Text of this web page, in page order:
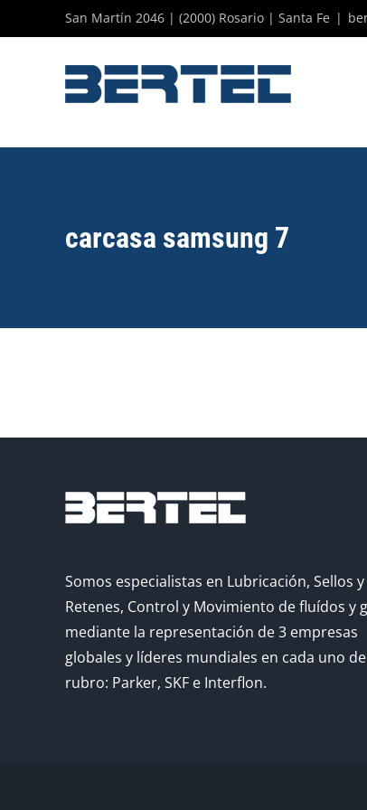
to
San Martín 2046 | (2000) Rosario | Santa Fe |
carcasa samsung 7
Somos especialistas en Lubricación, Sellos y
Retenes, Control y Movimiento de fluídos y
mediante la representación de 3 empresas
globales y líderes mundiales en cada uno
rubro: Parker, SKF e Interflon.